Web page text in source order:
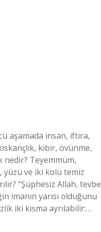
aşamada insan, iftira,
kibir, övünme,
nedir? Teyemmüm,
yüzü ve iki kolu temiz
“Şüphesiz Allah, tevbe
imanın yarısı olduğunu
iki kısma ayrılabilir:…